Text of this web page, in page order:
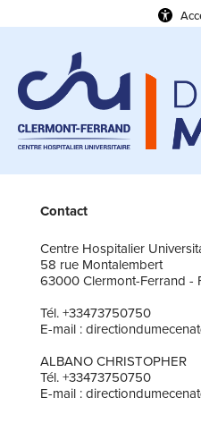
Contact
Centre Hospitalier
58 rue Montalembert
63000 Clermont-Ferrand -
Tél. +33473750750
E-mail :
ALBANO CHRISTOPHER
Tél. +33473750750
E-mail :